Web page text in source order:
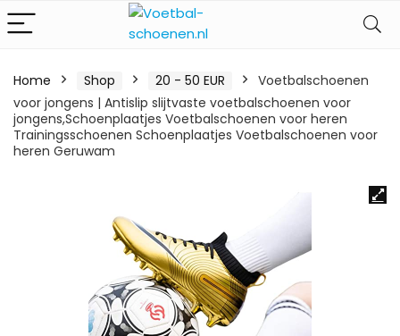
Home Shop 20 - 50 EUR
Voetbalschoenen
voor jongens | Antislip slijtvaste voetbalschoenen voor
jongens,Schoenplaatjes Voetbalschoenen voor heren
Trainingsschoenen Schoenplaatjes Voetbalschoenen voor
heren Geruwam